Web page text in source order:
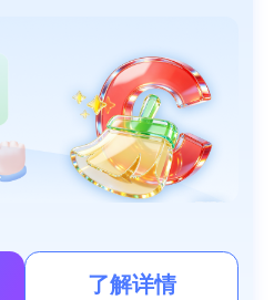
理系统垃圾、管理大文
高系统性能，让电脑时
了解详情